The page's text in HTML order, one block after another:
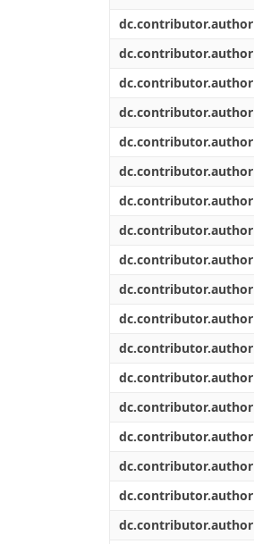
dc.contributor.author
dc.contributor.author
dc.contributor.author
dc.contributor.author
dc.contributor.author
dc.contributor.author
dc.contributor.author
dc.contributor.author
dc.contributor.author
dc.contributor.author
dc.contributor.author
dc.contributor.author
dc.contributor.author
dc.contributor.author
dc.contributor.author
dc.contributor.author
dc.contributor.author
dc.contributor.author